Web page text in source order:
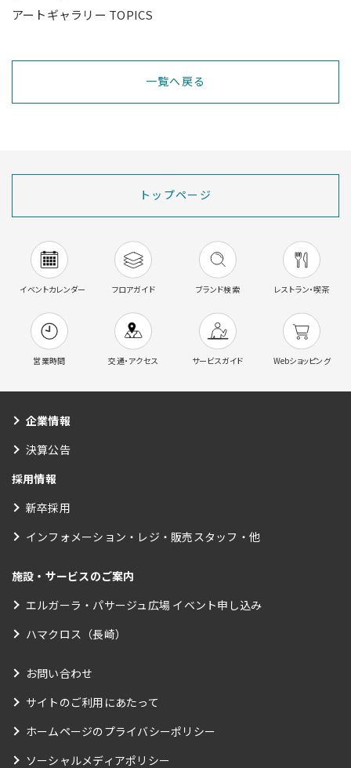
アートギャラリー TOPICS
一覧へ戻る
トップページ
イベントカレンダー フロアガイド ブランド検索 レストラン・喫茶
営業時間 交通・アクセス サービスガイド Webショッピング
企業情報
決算公告
採用情報
新卒採用
インフォメーション・レジ・販売スタッフ・他
施設・サービスのご案内
エルガーラ・パサージュ広場 イベント申し込み
ハマクロス（長崎）
お問い合わせ
サイトのご利用にあたって
ホームページのプライバシーポリシー
ソーシャルメディアポリシー